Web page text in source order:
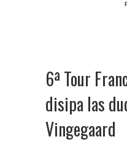
6ª Tour
disipa las
Vingegaard